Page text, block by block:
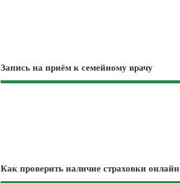
Запись на приём к семейному врачу
Как проверить наличие страховки онлайн